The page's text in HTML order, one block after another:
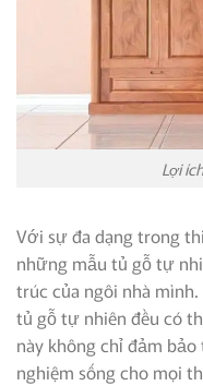
Lợi
Với sự đa dạng trong
những mẫu tủ gỗ tự
trúc của ngôi nhà
tủ gỗ tự nhiên đều có
này không chỉ đảm
nghiệm sống cho mọi